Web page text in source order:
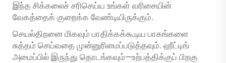
இந்த சிக்கலைச் சரிசெய்ய உங்கள் வரிசையின்
வேகத்தைக் குறைக்க வேண்டியிருக்கும்.
செயல்திறனை மிகவும் பாதிக்கக்கூடிய பாகங்களை
சுத்தம் செய்வதை முன்னுரிமைப்படுத்தவும். ஹீட்டிங்
அமைப்பில் இருந்து தொடங்கவும்—உற்பத்திக்குப் பிறகு